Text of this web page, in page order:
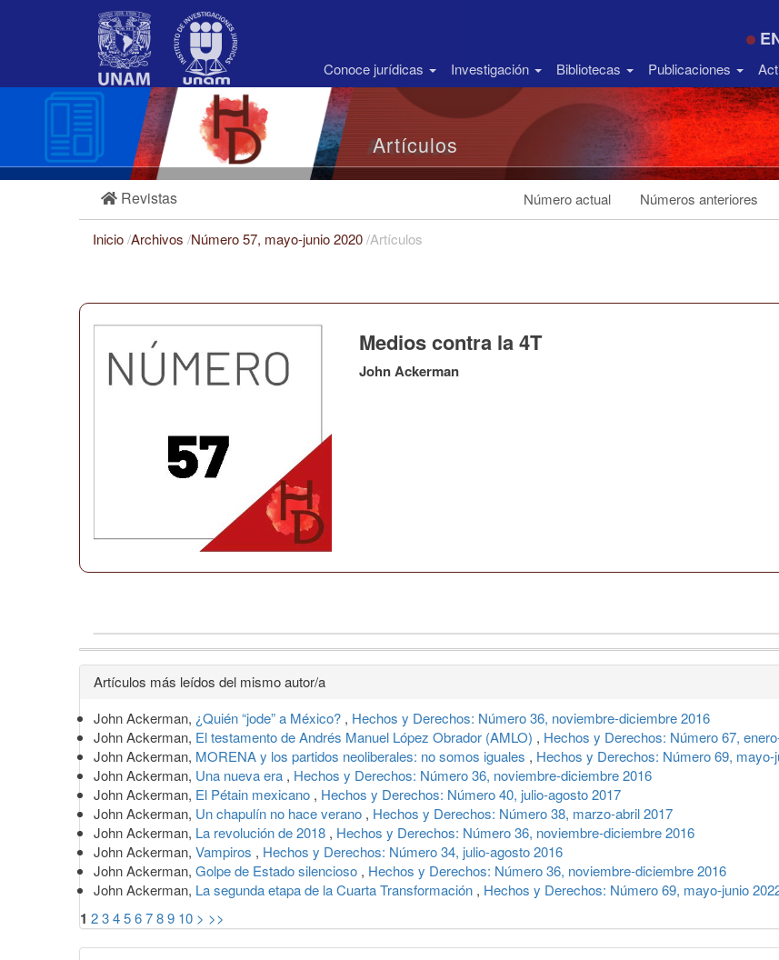
Barra
Conoce jurídicas Investigación Bibliotecas Publicaciones
Artículos
Revistas Número actual Números anteriores
Inicio/Archivos /Número 57, mayo-junio 2020/Artículos
Medios contra la 4T
John Ackerman
Detalles
del
artículo
Artículos más leídos del mismo autor/a
John Ackerman, ¿Quién “jode” a México? , Hechos y Derechos: Número 36, noviembre-diciembre 2016
John Ackerman, El testamento de Andrés Manuel López Obrador (AMLO) , Hechos y Derechos: Número 67,
John Ackerman, MORENA y los partidos neoliberales: no somos iguales , Hechos y Derechos: Número 69, mayo-
John Ackerman, Una nueva era , Hechos y Derechos: Número 36, noviembre-diciembre 2016
John Ackerman, El Pétain mexicano , Hechos y Derechos: Número 40, julio-agosto 2017
John Ackerman, Un chapulín no hace verano , Hechos y Derechos: Número 38, marzo-abril 2017
John Ackerman, La revolución de 2018 , Hechos y Derechos: Número 36, noviembre-diciembre 2016
John Ackerman, Vampiros , Hechos y Derechos: Número 34, julio-agosto 2016
John Ackerman, Golpe de Estado silencioso , Hechos y Derechos: Número 36, noviembre-diciembre 2016
John Ackerman, La segunda etapa de la Cuarta Transformación , Hechos y Derechos: Número 69, mayo-junio
1 23456789 10 > >>